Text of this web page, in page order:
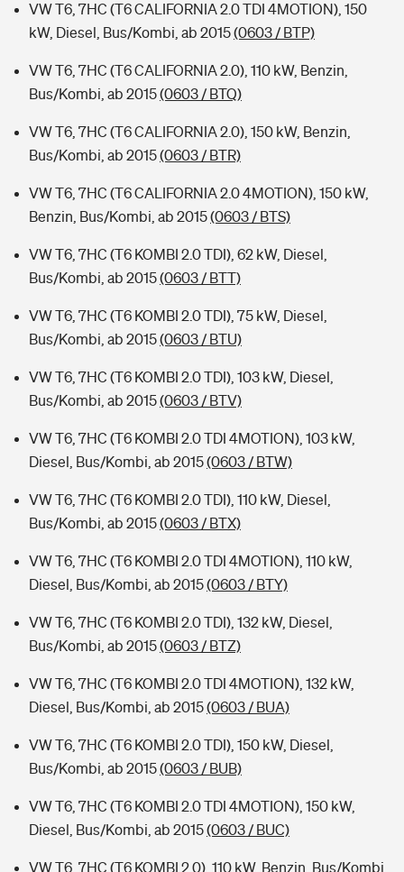
Sie haben Fragen?
VW T6, 7HC (T6 CALIFORNIA 2.0 TDI 4MOTION), 150
kW, Diesel, Bus/Kombi, ab 2015(0603 / BTP)
VW T6, 7HC (T6 CALIFORNIA 2.0), 110 kW, Benzin,
Bus/Kombi, ab 2015(0603 / BTQ)
VW T6, 7HC (T6 CALIFORNIA 2.0), 150 kW, Benzin,
Bus/Kombi, ab 2015(0603 / BTR)
VW T6, 7HC (T6 CALIFORNIA 2.0 4MOTION), 150 kW,
Benzin, Bus/Kombi, ab 2015(0603 / BTS)
VW T6, 7HC (T6 KOMBI 2.0 TDI), 62 kW, Diesel,
Bus/Kombi, ab 2015(0603 / BTT)
VW T6, 7HC (T6 KOMBI 2.0 TDI), 75 kW, Diesel,
Bus/Kombi, ab 2015(0603 / BTU)
VW T6, 7HC (T6 KOMBI 2.0 TDI), 103 kW, Diesel,
Bus/Kombi, ab 2015(0603 / BTV)
VW T6, 7HC (T6 KOMBI 2.0 TDI 4MOTION), 103 kW,
Diesel, Bus/Kombi, ab 2015(0603 / BTW)
VW T6, 7HC (T6 KOMBI 2.0 TDI), 110 kW, Diesel,
Bus/Kombi, ab 2015(0603 / BTX)
VW T6, 7HC (T6 KOMBI 2.0 TDI 4MOTION), 110 kW,
Diesel, Bus/Kombi, ab 2015(0603 / BTY)
VW T6, 7HC (T6 KOMBI 2.0 TDI), 132 kW, Diesel,
Bus/Kombi, ab 2015(0603 / BTZ)
VW T6, 7HC (T6 KOMBI 2.0 TDI 4MOTION), 132 kW,
Diesel, Bus/Kombi, ab 2015(0603 / BUA)
VW T6, 7HC (T6 KOMBI 2.0 TDI), 150 kW, Diesel,
Bus/Kombi, ab 2015(0603 / BUB)
VW T6, 7HC (T6 KOMBI 2.0 TDI 4MOTION), 150 kW,
Diesel, Bus/Kombi, ab 2015(0603 / BUC)
VW T6, 7HC (T6 KOMBI 2.0), 110 kW, Benzin, Bus/Kombi,